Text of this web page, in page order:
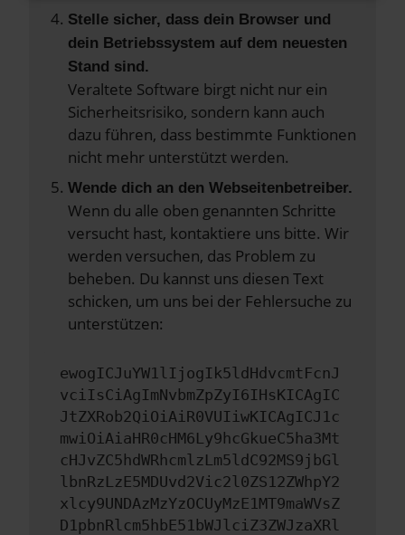
Stelle sicher, dass dein Browser und
dein Betriebssystem auf dem neuesten
Stand sind.
Veraltete Software birgt nicht nur ein
Sicherheitsrisiko, sondern kann auch
dazu führen, dass bestimmte Funktionen
nicht mehr unterstützt werden.
Wende dich an den Webseitenbetreiber.
Wenn du alle oben genannten Schritte
versucht hast, kontaktiere uns bitte. Wir
werden versuchen, das Problem zu
beheben. Du kannst uns diesen Text
schicken, um uns bei der Fehlersuche zu
unterstützen:
ewogICJuYW1lIjogIk5ldHdvcmtFcnJ
vciIsCiAgImNvbmZpZyI6IHsKICAgIC
JtZXRob2QiOiAiR0VUIiwKICAgICJ1c
mwiOiAiaHR0cHM6Ly9hcGkueC5ha3Mt
cHJvZC5hdWRhcmlzLm5ldC92MS9jbGl
lbnRzLzE5MDUvd2Vic2l0ZS12ZWhpY2
xlcy9UNDAzMzYzOCUyMzE1MT9maWVsZ
D1pbnRlcm5hbE51bWJlciZ3ZWJzaXRl